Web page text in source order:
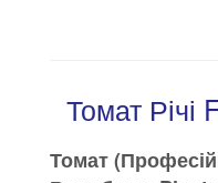
Томат Річі
Томат